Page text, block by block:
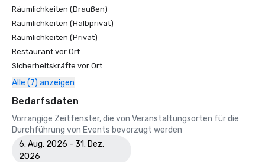
Räumlichkeiten (Draußen)
Räumlichkeiten (Halbprivat)
Räumlichkeiten (Privat)
Restaurant vor Ort
Sicherheitskräfte vor Ort
Alle (7) anzeigen
Bedarfsdaten
Vorrangige Zeitfenster, die von Veranstaltungsorten für die
Durchführung von Events bevorzugt werden
6. Aug. 2026 - 31. Dez.
2026